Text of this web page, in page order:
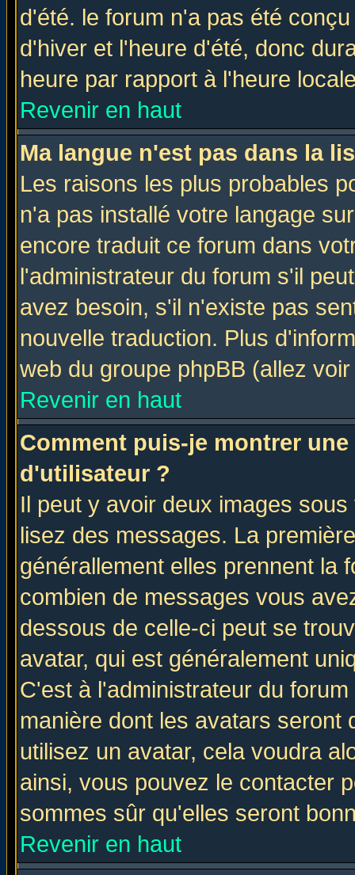
d'été. le forum n'a pas été
d'hiver et l'heure d'été, donc
heure par rapport à l'heure
Revenir en haut
Ma langue n'est pas dans la
Les raisons les plus probables
n'a pas installé votre langage
encore traduit ce forum dans
l'administrateur du forum s'il
avez besoin, s'il n'existe pas
nouvelle traduction. Plus
web du groupe phpBB (allez
Revenir en haut
Comment puis-je montrer
d'utilisateur ?
Il peut y avoir deux images
lisez des messages. La
générallement elles prennent la
combien de messages vous
dessous de celle-ci peut se
avatar, qui est généralement
C'est à l'administrateur du
manière dont les avatars seront
utilisez un avatar, cela voudra
ainsi, vous pouvez le contacter
sommes sûr qu'elles seront
Revenir en haut